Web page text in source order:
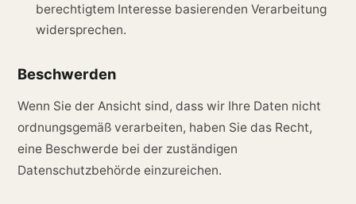
berechtigtem Interesse basierenden Verarbeitung
widersprechen.
Beschwerden
Wenn Sie der Ansicht sind, dass wir Ihre Daten nicht
ordnungsgemäß verarbeiten, haben Sie das Recht,
eine Beschwerde bei der zuständigen
Datenschutzbehörde einzureichen.